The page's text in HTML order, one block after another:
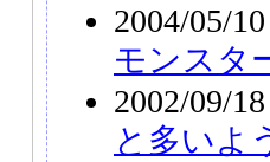
2004/05/
モンスタ
2002/09/
と多いよ